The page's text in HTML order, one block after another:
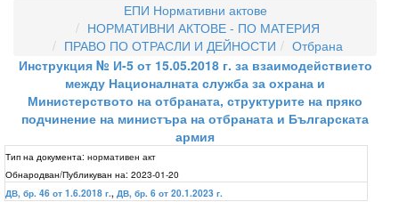
ЕПИ Нормативни актове
НОРМАТИВНИ АКТОВЕ - ПО МАТЕРИЯ
ПРАВО ПО ОТРАСЛИ И ДЕЙНОСТИ
Отбрана
Инструкция № И-5 от 15.05.2018 г. за взаимодействието
между Националната служба за охрана и
Министерството на отбраната, структурите на пряко
подчинение на министъра на отбраната и Българската
армия
Тип на документа: нормативен акт
Обнародван/Публикуван на: 2023-01-20
ДВ, бр. 46 от 1.6.2018 г., ДВ, бр. 6 от 20.1.2023 г.